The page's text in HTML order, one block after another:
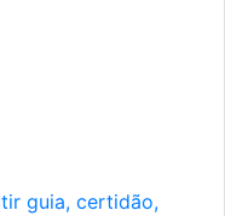
guia, certidão,